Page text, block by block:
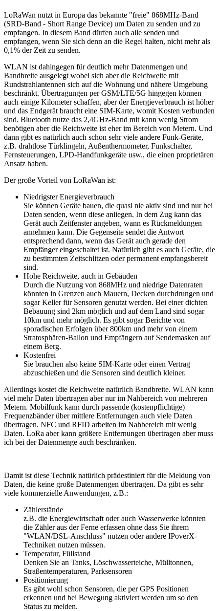
LoRaWan nutzt in Europa das bekannte "freie" 868MHz-Band
(SRD-Band - Short Range Device) um Daten zu senden und zu
empfangen. In diesem Band dürfen auch alle senden und
empfangen, wenn Sie sich denn an die Regel halten, nicht mehr als
0,1% der Zeit zu senden.
WLAN ist dahingegen für deutlich mehr Datenmengen und
Bandbreite ausgelegt wobei sich aber die Reichweite mit
Rundstrahlantennen sich auf die Wohnung und nähere Umgebung
beschränkt. Übertragungen per GSM/LTE/5G hingegen können
auch einige Kilometer schaffen, aber der Energieverbrauch ist höher
und das Endgerät braucht eine SIM-Karte, womit Kosten verbunden
sind. Bluetooth nutze das 2,4GHz-Band mit kann wenig Strom
benötigen aber die Reichweite ist eher im Bereich von Metern. Und
dann gibt es natürlich auch schon sehr viele andere Funk-Geräte,
z.B. drahtlose Türklingeln, Außenthermometer, Funkschalter,
Fernsteuerungen, LPD-Handfunkgeräte usw., die einen proprietären
Ansatz haben.
Der große Vorteil von LoRaWan ist:
Niedrigster Energieverbrauch
Sie können Geräte bauen, die quasi nie aktiv sind und nur bei
Daten senden, wenn diese anliegen. In dem Zug kann das
Gerät auch Zeitfenster angeben, wann es Rückmeldungen
annehmen kann. Die Gegenseite sendet die Antwort
entsprechend dann, wenn das Gerät auch gerade den
Empfänger eingeschaltet ist. Natürlich gibt es auch Geräte, die
zu bestimmten Zeitschlitzen oder permanent empfangsbereit
sind.
Hohe Reichweite, auch in Gebäuden
Durch die Nutzung von 868MHz und niedrige Datenraten
könnten in Grenzen auch Mauern, Decken durchdrungen und
sogar Keller für Sensoren genutzt werden. Bei einer dichten
Bebauung sind 2km möglich und auf dem Land sind sogar
10km und mehr möglich. Es gibt sogar Berichte von
sporadischen Erfolgen über 800km und mehr von einem
Stratosphären-Ballon und Empfängern auf Sendemasken auf
einem Berg.
Kostenfrei
Sie brauchen also keine SIM-Karte oder einen Vertrag
abzuschießen und die Sensoren sind deutlich kleiner.
Allerdings kostet die Reichweite natürlich Bandbreite. WLAN kann
viel mehr Daten übertragen aber nur im Nahbereich von mehreren
Metern. Mobilfunk kann durch passende (kostenpflichtige)
Frequenzbänder über mittlere Entfernungen auch viele Daten
übertragen. NFC und RFID arbeiten im Nahbereich mit wenig
Daten. LoRa aber kann größere Entfernungen übertragen aber muss
ich bei der Datenmenge auch beschränken.
Damit ist diese Technik natürlich prädestiniert für die Meldung von
Daten, die keine große Datenmengen übertragen. Da gibt es sehr
viele kommerzielle Anwendungen, z.B.:
Zählerstände
z.B. die Energiewirtschaft oder auch Wasserwerke könnten
die Zähler aus der Ferne erfassen ohne dass Sie ihrem
"WLAN/DSL-Anschluss" nutzen oder andere IPoverX-
Techniken nutzen müssen.
Temperatur, Füllstand
Denken Sie an Tanks, Löschwasserteiche, Mülltonnen,
Straßentemperaturen, Parksensoren
Positionierung
Es gibt wohl schon Sensoren, die per GPS Positionen
erkennen und bei Bewegung aktiviert werden um so den
Status zu melden.